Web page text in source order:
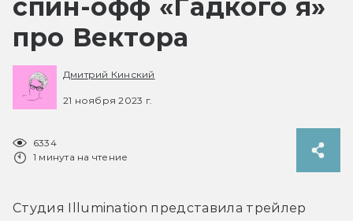
спин-офф «Гадкого я»
про Вектора
Дмитрий Кинский
21 ноября 2023 г.
6334
1 минута на чтение
Студия Illumination представила трейлер